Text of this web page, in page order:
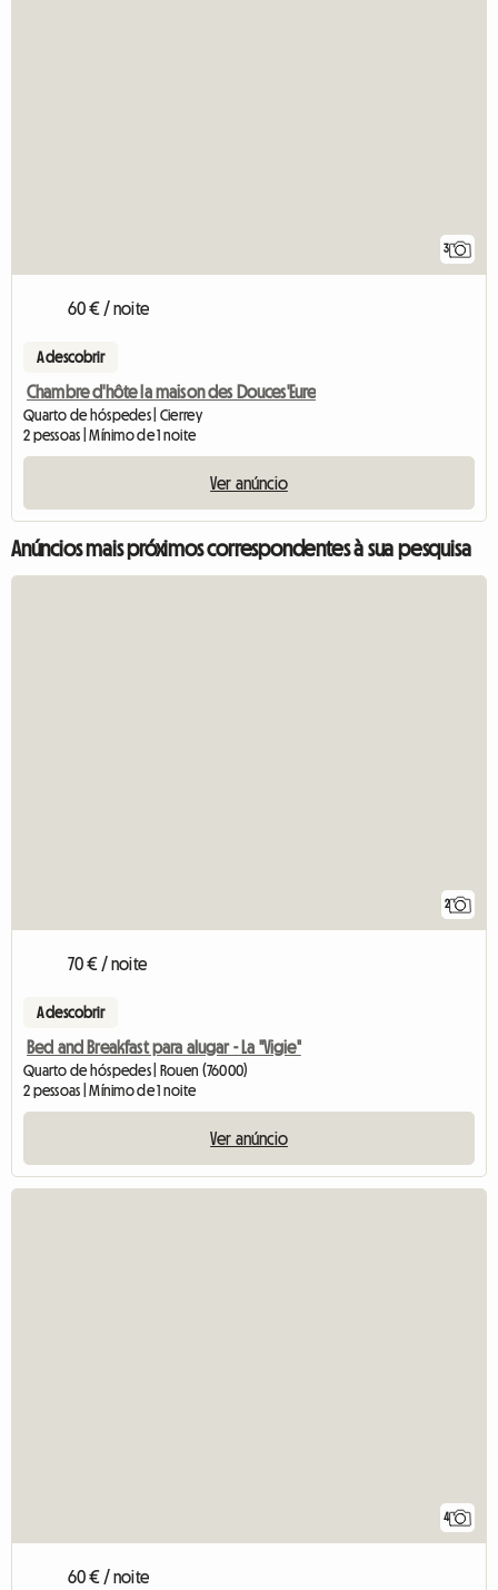
3
60 € / noite
A descobrir
Chambre d'hôte la maison des Douces'Eure
Quarto de hóspedes | Cierrey
2 pessoas | Mínimo de 1 noite
Ver anúncio
Anúncios mais próximos correspondentes à sua pesquisa
2
70 € / noite
A descobrir
Bed and Breakfast para alugar - La "Vigie"
Quarto de hóspedes | Rouen (76000)
2 pessoas | Mínimo de 1 noite
Ver anúncio
4
60 € / noite